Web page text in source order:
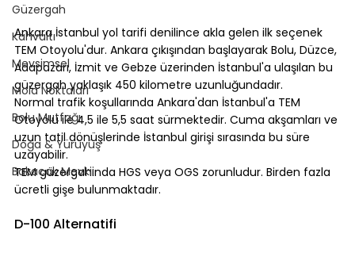
Güzergah
Kahvaltı
Mevsimsel
Mola Noktaları
Bolu Mutfağı
Doğa & Yürüyüş
Bakacak Mevkii
⠀
Ankara İstanbul yol tarifi denilince akla gelen ilk seçenek
TEM Otoyolu'dur. Ankara çıkışından başlayarak Bolu, Düzce,
Adapazarı, İzmit ve Gebze üzerinden İstanbul'a ulaşılan bu
güzergah yaklaşık 450 kilometre uzunluğundadır.
Normal trafik koşullarında Ankara'dan İstanbul'a TEM
Otoyolu ile 4,5 ile 5,5 saat sürmektedir. Cuma akşamları ve
uzun tatil dönüşlerinde İstanbul girişi sırasında bu süre
uzayabilir.
TEM güzergahında HGS veya OGS zorunludur. Birden fazla
ücretli gişe bulunmaktadır.
D-100 Alternatifi